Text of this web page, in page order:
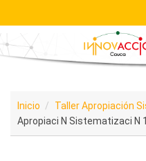
Pasar al contenido principal
Inicio Taller Apropiación
Apropiaci N Sistematizaci N